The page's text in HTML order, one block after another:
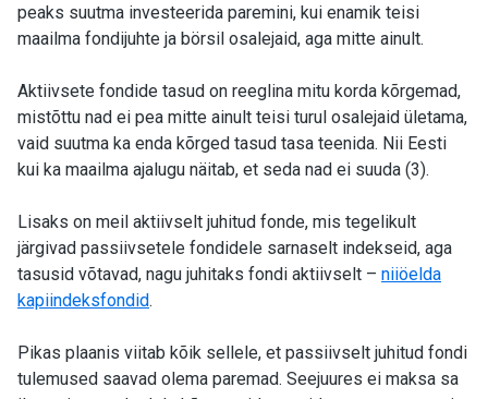
peaks suutma investeerida paremini, kui enamik teisi
maailma fondijuhte ja börsil osalejaid, aga mitte ainult.
Aktiivsete fondide tasud on reeglina mitu korda kõrgemad,
mistõttu nad ei pea mitte ainult teisi turul osalejaid ületama,
vaid suutma ka enda kõrged tasud tasa teenida. Nii Eesti
kui ka maailma ajalugu näitab, et seda nad ei suuda (3).
Lisaks on meil aktiivselt juhitud fonde, mis tegelikult
järgivad passiivsetele fondidele sarnaselt indekseid, aga
tasusid võtavad, nagu juhitaks fondi aktiivselt – niiöelda
kapiindeksfondid.
Pikas plaanis viitab kõik sellele, et passiivselt juhitud fondi
tulemused saavad olema paremad. Seejuures ei maksa sa